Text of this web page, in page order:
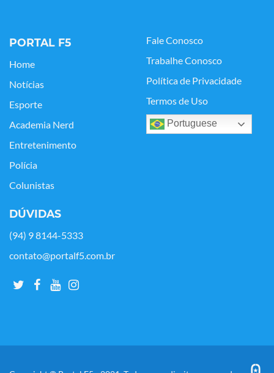
PORTAL F5
Home
Notícias
Esporte
Academia Nerd
Entretenimento
Polícia
Colunistas
Fale Conosco
Trabalhe Conosco
Política de Privacidade
Termos de Uso
Portuguese
DÚVIDAS
(94) 9 8144-5333
contato@portalf5.com.br